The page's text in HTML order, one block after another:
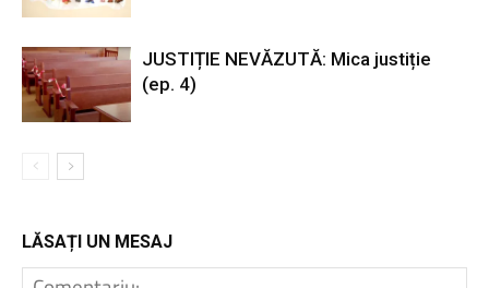
JUSTIȚIE NEVĂZUTĂ: Mica justiție
(ep. 4)
LĂSAȚI UN MESAJ